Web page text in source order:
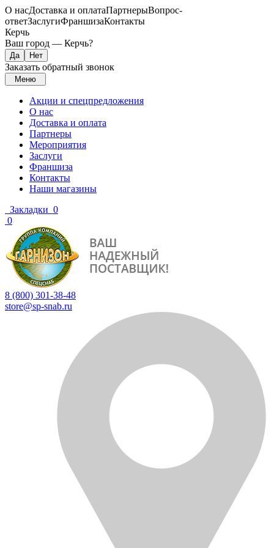
О насДоставка и оплатаПартнерыВопрос-
ответЗаслугиФраншизаКонтакты
Керчь
Ваш город — Керчь?
Заказать обратный звонок
Меню
Акции и спецпредложения
О нас
Доставка и оплата
Партнеры
Мероприятия
Заслуги
Франшиза
Контакты
Наши магазины
Закладки 0
0
8 (800) 301-38-48
store@sp-snab.ru